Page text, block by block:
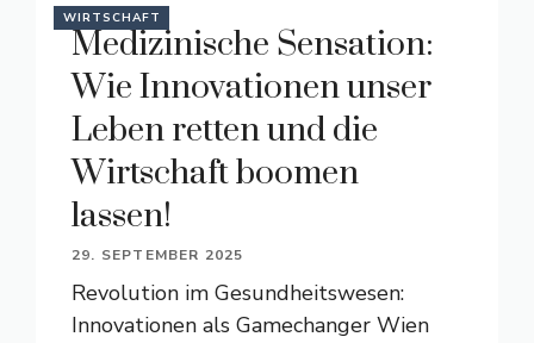
WIRTSCHAFT
Medizinische Sensation:
Wie Innovationen unser
Leben retten und die
Wirtschaft boomen
lassen!
29. SEPTEMBER 2025
Revolution im Gesundheitswesen:
Innovationen als Gamechanger Wien